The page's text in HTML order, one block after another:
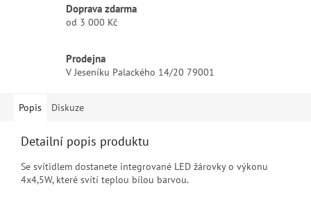
Doprava zdarma
od 3 000 Kč
Prodejna
V Jeseníku Palackého 14/20 79001
Popis Diskuze
Detailní popis produktu
Se svítidlem dostanete integrované LED žárovky o výkonu
4x4,5W, které svítí teplou bílou barvou.